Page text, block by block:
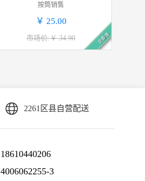
按筒销售
￥ 25.00
市场价:￥ 34.90 史泰博
2261区县自营配送
18610440206
4006062255-3